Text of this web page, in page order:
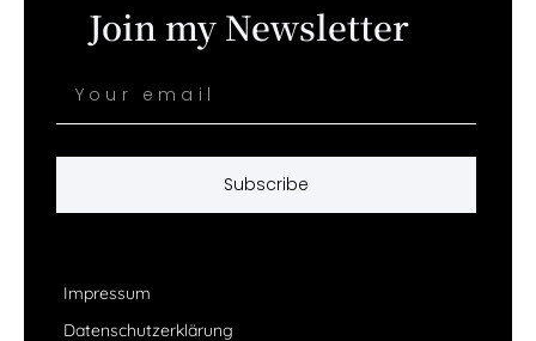
Join my Newsletter
Subscribe
Impressum
Datenschutzerklärung